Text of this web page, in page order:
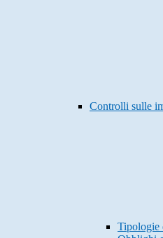
Controlli sulle
Tipologie